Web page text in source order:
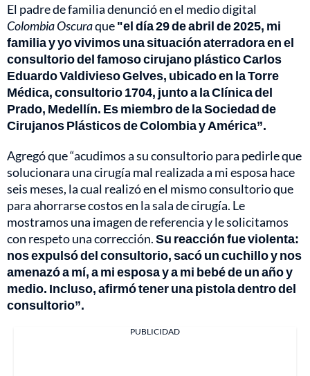
El padre de familia denunció en el medio digital
Colombia Oscuraque"el día 29 de abril de 2025, mi
familia y yo vivimos una situación aterradora en el
consultorio del famoso cirujano plástico Carlos
Eduardo Valdivieso Gelves, ubicado en la Torre
Médica, consultorio 1704, junto a la Clínica del
Prado, Medellín. Es miembro de la Sociedad de
Cirujanos Plásticos de Colombia y América”.
Agregó que “acudimos a su consultorio para pedirle que
solucionara una cirugía mal realizada a mi esposa hace
seis meses, la cual realizó en el mismo consultorio que
para ahorrarse costos en la sala de cirugía. Le
mostramos una imagen de referencia y le solicitamos
con respeto una corrección.Su reacción fue violenta:
nos expulsó del consultorio, sacó un cuchillo y nos
amenazó a mí, a mi esposa y a mi bebé de un año y
medio. Incluso, afirmó tener una pistola dentro del
consultorio”.
PUBLICIDAD